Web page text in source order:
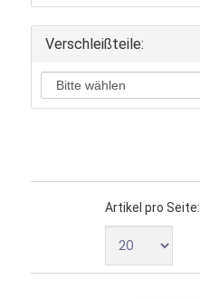
Verschleißteile:
Artikel pro Seite: